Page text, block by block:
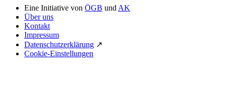
Eine Initiative von ÖGB und AK
Über uns
Kontakt
Impressum
Datenschutzerklärung ↗
Cookie-Einstellungen